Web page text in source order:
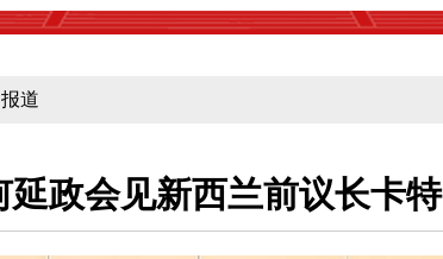
道
延政会见新西兰前议长卡特